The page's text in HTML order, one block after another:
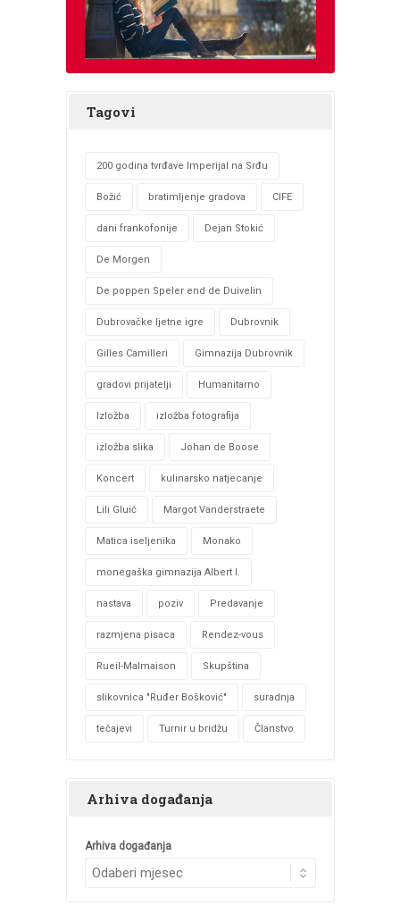
Tagovi
200 godina tvrđave Imperijal na Srđu
Božić bratimljenje gradova CIFE
dani frankofonije Dejan Stokić
De Morgen
De poppen Speler end de Duivelin
Dubrovačke ljetne igre Dubrovnik
Gilles Camilleri Gimnazija Dubrovnik
gradovi prijatelji Humanitarno
Izložba izložba fotografija
izložba slika Johan de Boose
Koncert kulinarsko natjecanje
Lili Gluić Margot Vanderstraete
Matica iseljenika Monako
monegaška gimnazija Albert I.
nastava poziv Predavanje
razmjena pisaca Rendez-vous
Rueil-Malmaison Skupština
slikovnica "Ruđer Bošković" suradnja
tečajevi Turnir u bridžu Članstvo
Arhiva događanja
Arhiva događanja